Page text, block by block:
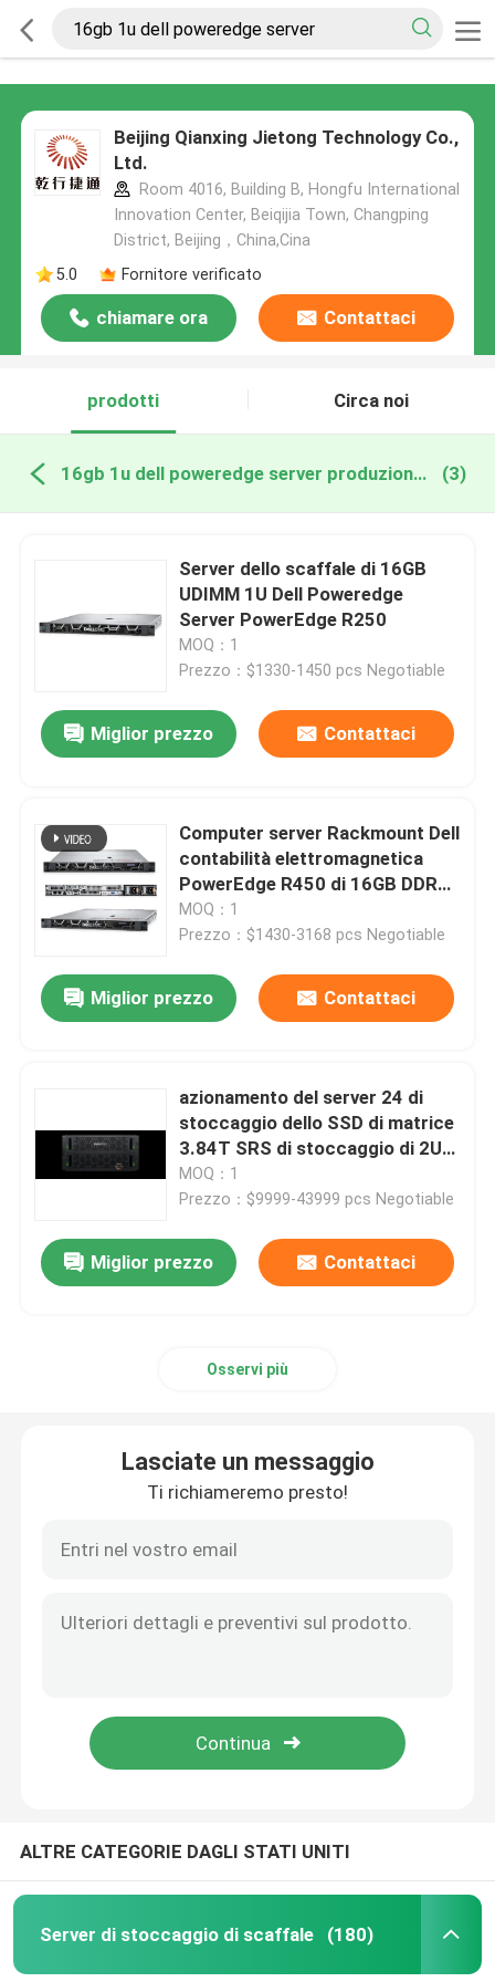
Beijing Qianxing Jietong Technology Co.,
Ltd.
Room 4016, Building B, Hongfu International
Innovation Center, Beiqijia Town, Changping
District, Beijing，China,Cina
5.0
Fornitore verificato
chiamare ora Contattaci
prodotti Circa noi
16gb 1u dell poweredge server produzione online (3)
Server dello scaffale di 16GB
UDIMM 1U Dell Poweredge
Server PowerEdge R250
MOQ：1
Prezzo：$1330-1450 pcs Negotiable
Miglior prezzo Contattaci
Computer server Rackmount Dell
contabilità elettromagnetica
PowerEdge R450 di 16GB DDR4
Dell 1U
MOQ：1
Prezzo：$1430-3168 pcs Negotiable
Miglior prezzo Contattaci
azionamento del server 24 di
stoccaggio dello SSD di matrice
3.84T SRS di stoccaggio di 2U
DELL contabilità
elettromagnetica PowerVault
MOQ：1
Prezzo：$9999-43999 pcs Negotiable
Miglior prezzo Contattaci
Osservi più
Lasciate un messaggio
Ti richiameremo presto!
ALTRE CATEGORIE DAGLI STATI UNITI
Server di stoccaggio di scaffale (180)